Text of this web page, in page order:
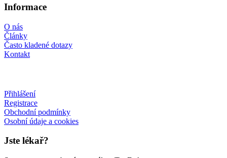
Informace
O nás
Články
Často kladené dotazy
Kontakt
Přihlášení
Registrace
Obchodní podmínky
Osobní údaje a cookies
Jste lékař?